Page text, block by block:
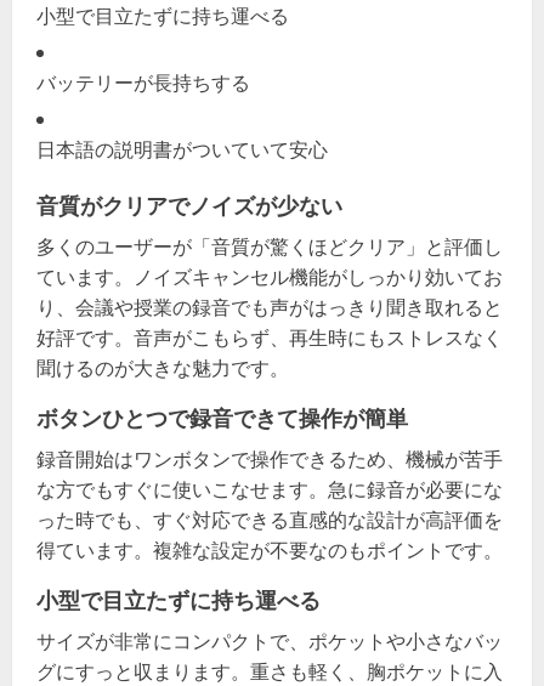
小型で目立たずに持ち運べる
バッテリーが長持ちする
日本語の説明書がついていて安心
音質がクリアでノイズが少ない
多くのユーザーが「音質が驚くほどクリア」と評価し
ています。ノイズキャンセル機能がしっかり効いてお
り、会議や授業の録音でも声がはっきり聞き取れると
好評です。音声がこもらず、再生時にもストレスなく
聞けるのが大きな魅力です。
ボタンひとつで録音できて操作が簡単
録音開始はワンボタンで操作できるため、機械が苦手
な方でもすぐに使いこなせます。急に録音が必要にな
った時でも、すぐ対応できる直感的な設計が高評価を
得ています。複雑な設定が不要なのもポイントです。
小型で目立たずに持ち運べる
サイズが非常にコンパクトで、ポケットや小さなバッ
グにすっと収まります。重さも軽く、胸ポケットに入